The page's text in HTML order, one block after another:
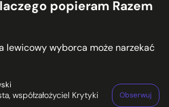
popieram Razem
lewicowy wyborca może narzekać
współzałożyciel Krytyki
Obserwuj